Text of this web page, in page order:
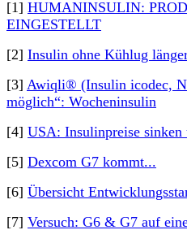
[1] HUMANINSULIN:
EINGESTELLT
[2] Insulin ohne Kühlug
[3] Awiqli® (Insulin icodec,
möglich“: Wocheninsulin
[4] USA: Insulinpreise
[5] Dexcom G7 kommt...
[6] Übersicht
[7] Versuch: G6 & G7 auf